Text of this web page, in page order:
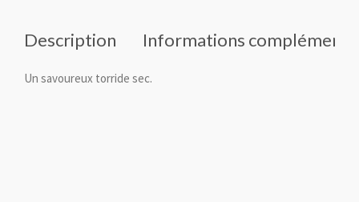
Description Informations
Un savoureux torride sec.